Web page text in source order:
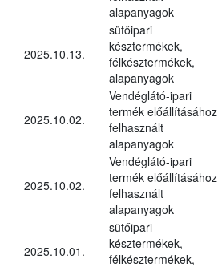
alapanyagok
2025.10.13.
sütőipari
késztermékek,
félkésztermékek,
alapanyagok
2025.10.02.
Vendéglátó-ipari
termék előállításához
felhasznált
alapanyagok
2025.10.02.
Vendéglátó-ipari
termék előállításához
felhasznált
alapanyagok
2025.10.01.
sütőipari
késztermékek,
félkésztermékek,